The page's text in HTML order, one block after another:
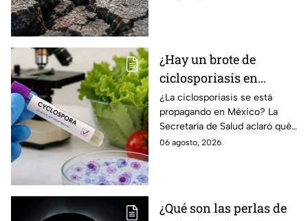
¿Hay un brote de
ciclosporiasis en
México? Salud rompe
el silencio tras 33 casos
detectados
¿La ciclosporiasis se está
propagando en México? La
Secretaría de Salud aclaró qué
ocurre tras la detección de 33
06 agosto, 2026
¿Qué son las perlas de